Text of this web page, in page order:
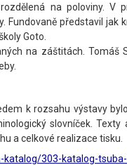
na poloviny. V
Fundovaně představil jak
Goto.
na záštitách.
k rozsahu výstavy
slovníček.
a celkové realizace tisku.
303-katalog-